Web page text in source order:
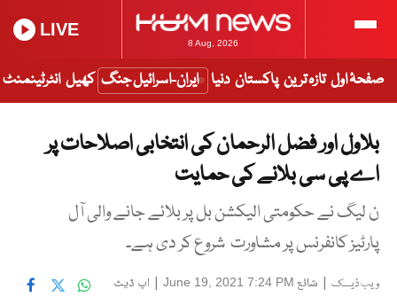
8 Aug, 2026
LIVE
صفحۂ اول تازہ ترین پاکستان دنیا ایران-اسرائیل جنگ کھیل انٹرٹینمنٹ
بلاول اور فضل الرحمان کی انتخابی اصلاحات پر
اے پی سی بلانے کی حمایت
ن لیگ نے حکومتی الیکشن بل پر بلائے جانے والی آل
پارٹیز کانفرنس پر مشاورت شروع کر دی ہے۔
ویب ڈیسک | شائع June 19, 2021 7:24 PM
| اپ ڈیٹ